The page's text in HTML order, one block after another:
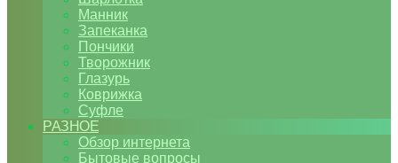
Манник
Запеканка
Пончики
Творожник
Глазурь
Коврижка
Суфле
РАЗНОЕ
Обзор интернета
Бытовые вопросы